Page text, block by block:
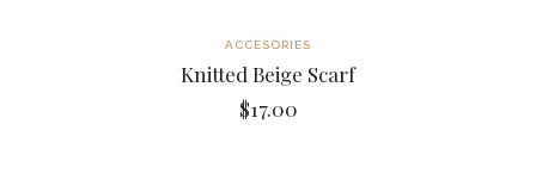
ACCESORIES
Knitted Beige Scarf
$17.00